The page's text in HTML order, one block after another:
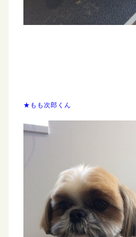
★もも次郎くん